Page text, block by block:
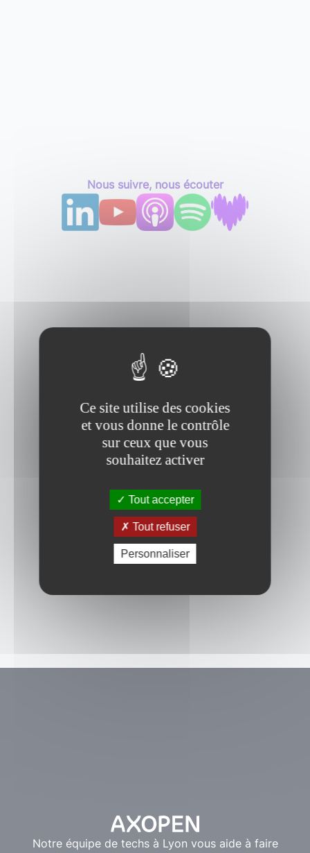
Nous suivre, nous écouter
Notre équipe de techs à Lyon vous aide à faire
Ce site utilise des cookies
et vous donne le contrôle
sur ceux que vous
souhaitez activer
Tout accepter
Tout refuser
Personnaliser